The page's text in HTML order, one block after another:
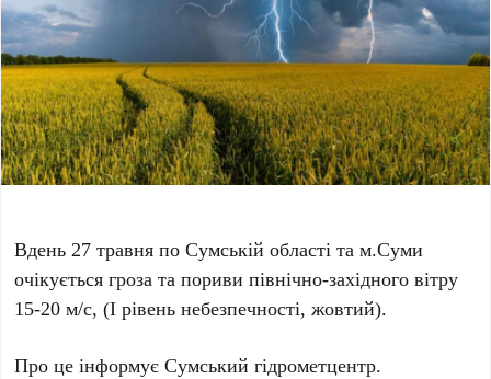
Вдень 27 травня по Сумській області та м.Суми
очікується гроза та пориви північно-західного вітру
15-20 м/с, (І рівень небезпечності, жовтий).
Про це інформує Сумський гідрометцентр.